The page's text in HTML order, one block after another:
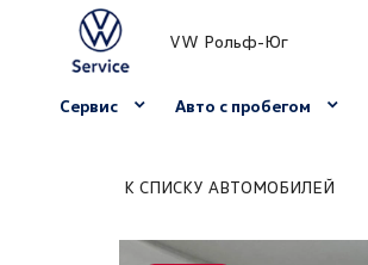
VW Рольф-Юг
Сервис Авто с пробегом
К СПИСКУ АВТОМОБИЛЕЙ